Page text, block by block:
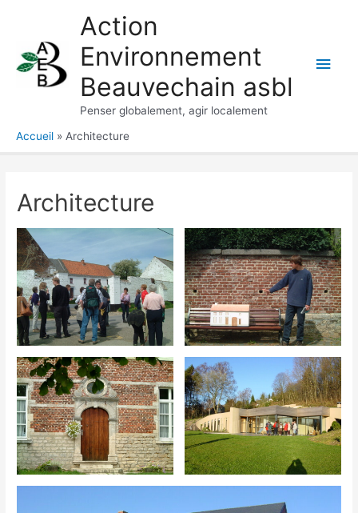
contenu
Action
Environnement
Beauvechain asbl
Penser globalement, agir localement
Accueil Architecture
Architecture